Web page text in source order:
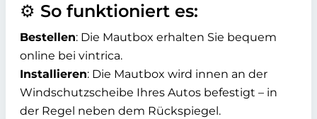
⚙️ So funktioniert es:
Bestellen: Die Mautbox erhalten Sie bequem
online bei vintrica.
Installieren: Die Mautbox wird innen an der
Windschutzscheibe Ihres Autos befestigt – in
der Regel neben dem Rückspiegel.